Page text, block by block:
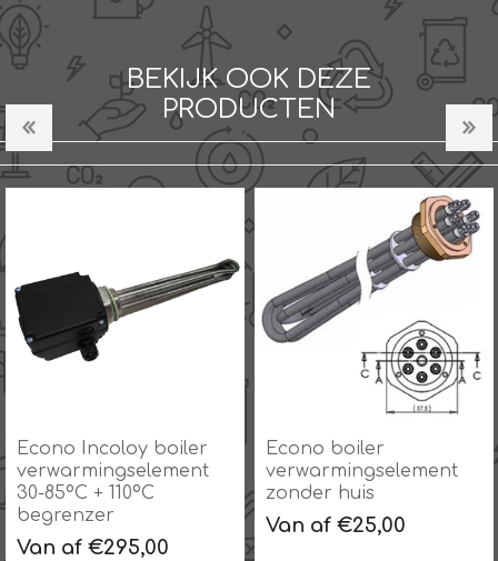
BEKIJK OOK DEZE
PRODUCTEN
Econo Incoloy boiler
verwarmingselement
30-85ºC + 110ºC
begrenzer
Van af €295,00
Econo boiler
verwarmingselement
zonder huis
Van af €25,00